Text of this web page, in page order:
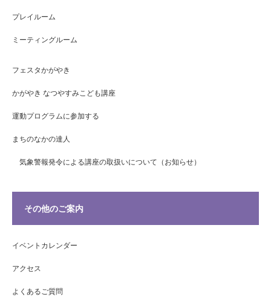
プレイルーム
ミーティングルーム
フェスタかがやき
かがやき なつやすみこども講座
運動プログラムに参加する
まちのなかの達人
気象警報発令による講座の取扱いについて（お知らせ）
その他のご案内
イベントカレンダー
アクセス
よくあるご質問